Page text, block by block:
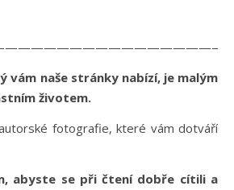
vám naše stránky nabízí, je malým
životem.
fotografie, které vám dotváří
abyste se při čtení dobře cítili a